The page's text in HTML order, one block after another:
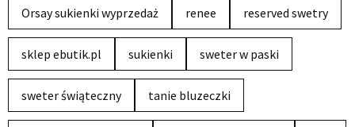
Orsay sukienki wyprzedaż renee reserved swetry
sklep ebutik.pl sukienki sweter w paski
sweter świąteczny tanie bluzeczki